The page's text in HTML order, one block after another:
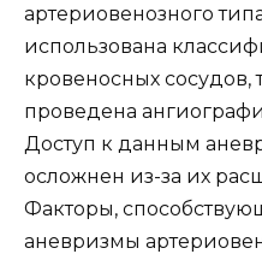
артериовенозного
использована
кровеносных сосудов,
проведена
Доступ к данным
осложнен из-за их
Факторы,
аневризмы